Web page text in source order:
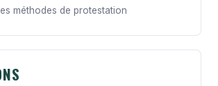
méthodes de protestation